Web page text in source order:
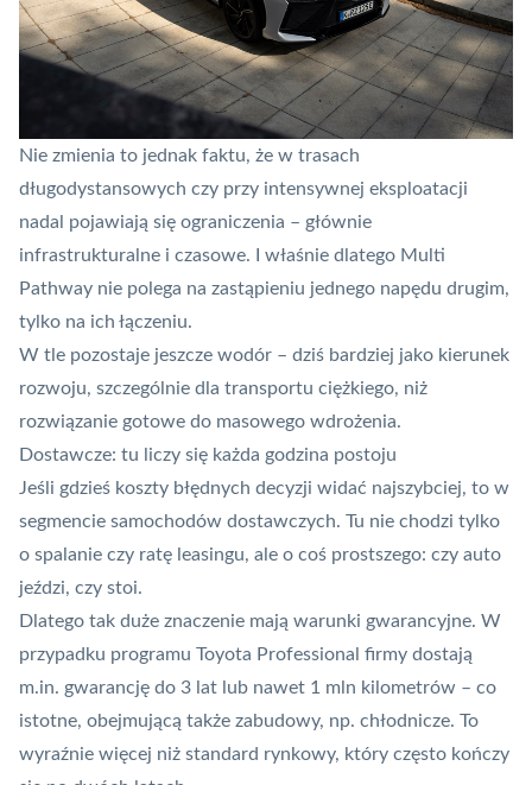
Nie zmienia to jednak faktu, że w trasach
długodystansowych czy przy intensywnej eksploatacji
nadal pojawiają się ograniczenia – głównie
infrastrukturalne i czasowe. I właśnie dlatego Multi
Pathway nie polega na zastąpieniu jednego napędu drugim,
tylko na ich łączeniu.
W tle pozostaje jeszcze wodór – dziś bardziej jako kierunek
rozwoju, szczególnie dla transportu ciężkiego, niż
rozwiązanie gotowe do masowego wdrożenia.
Dostawcze: tu liczy się każda godzina postoju
Jeśli gdzieś koszty błędnych decyzji widać najszybciej, to w
segmencie samochodów dostawczych. Tu nie chodzi tylko
o spalanie czy ratę leasingu, ale o coś prostszego: czy auto
jeździ, czy stoi.
Dlatego tak duże znaczenie mają warunki gwarancyjne. W
przypadku programu Toyota Professional firmy dostają
m.in. gwarancję do 3 lat lub nawet 1 mln kilometrów – co
istotne, obejmującą także zabudowy, np. chłodnicze. To
wyraźnie więcej niż standard rynkowy, który często kończy